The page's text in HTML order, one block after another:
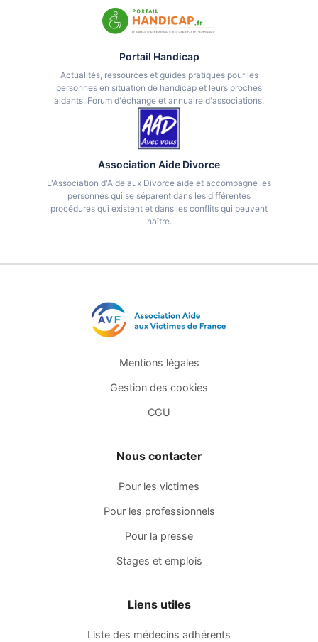
Portail Handicap
Actualités, ressources et guides pratiques pour les
personnes en situation de handicap et leurs proches
aidants. Forum d'échange et annuaire d'associations.
Association Aide Divorce
L'Association d'Aide aux Divorce aide et accompagne les
personnes qui se séparent dans les différentes
procédures qui existent et dans les conflits qui peuvent
naître.
Mentions légales
Gestion des cookies
CGU
Nous contacter
Pour les victimes
Pour les professionnels
Pour la presse
Stages et emplois
Liens utiles
Liste des médecins adhérents